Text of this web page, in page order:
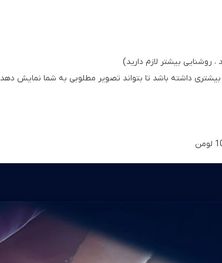
بیشتر لازم دارید(
داشته باشد تا بتواند تصویر مطلوبی به شما نمایش دهد